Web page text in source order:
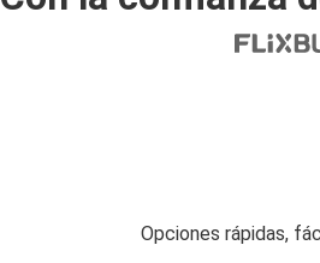
Opciones rápidas,